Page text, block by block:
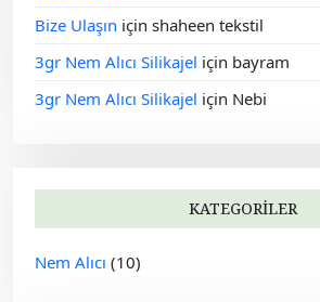
Bize Ulaşın için shaheen tekstil
3gr Nem Alıcı Silikajel için bayram
3gr Nem Alıcı Silikajel için Nebi
KATEGORILER
Nem Alıcı (10)